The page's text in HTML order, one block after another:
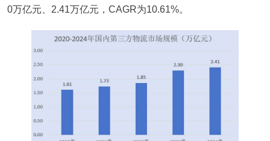
0万亿元、2.41万亿元，CAGR为10.61%。